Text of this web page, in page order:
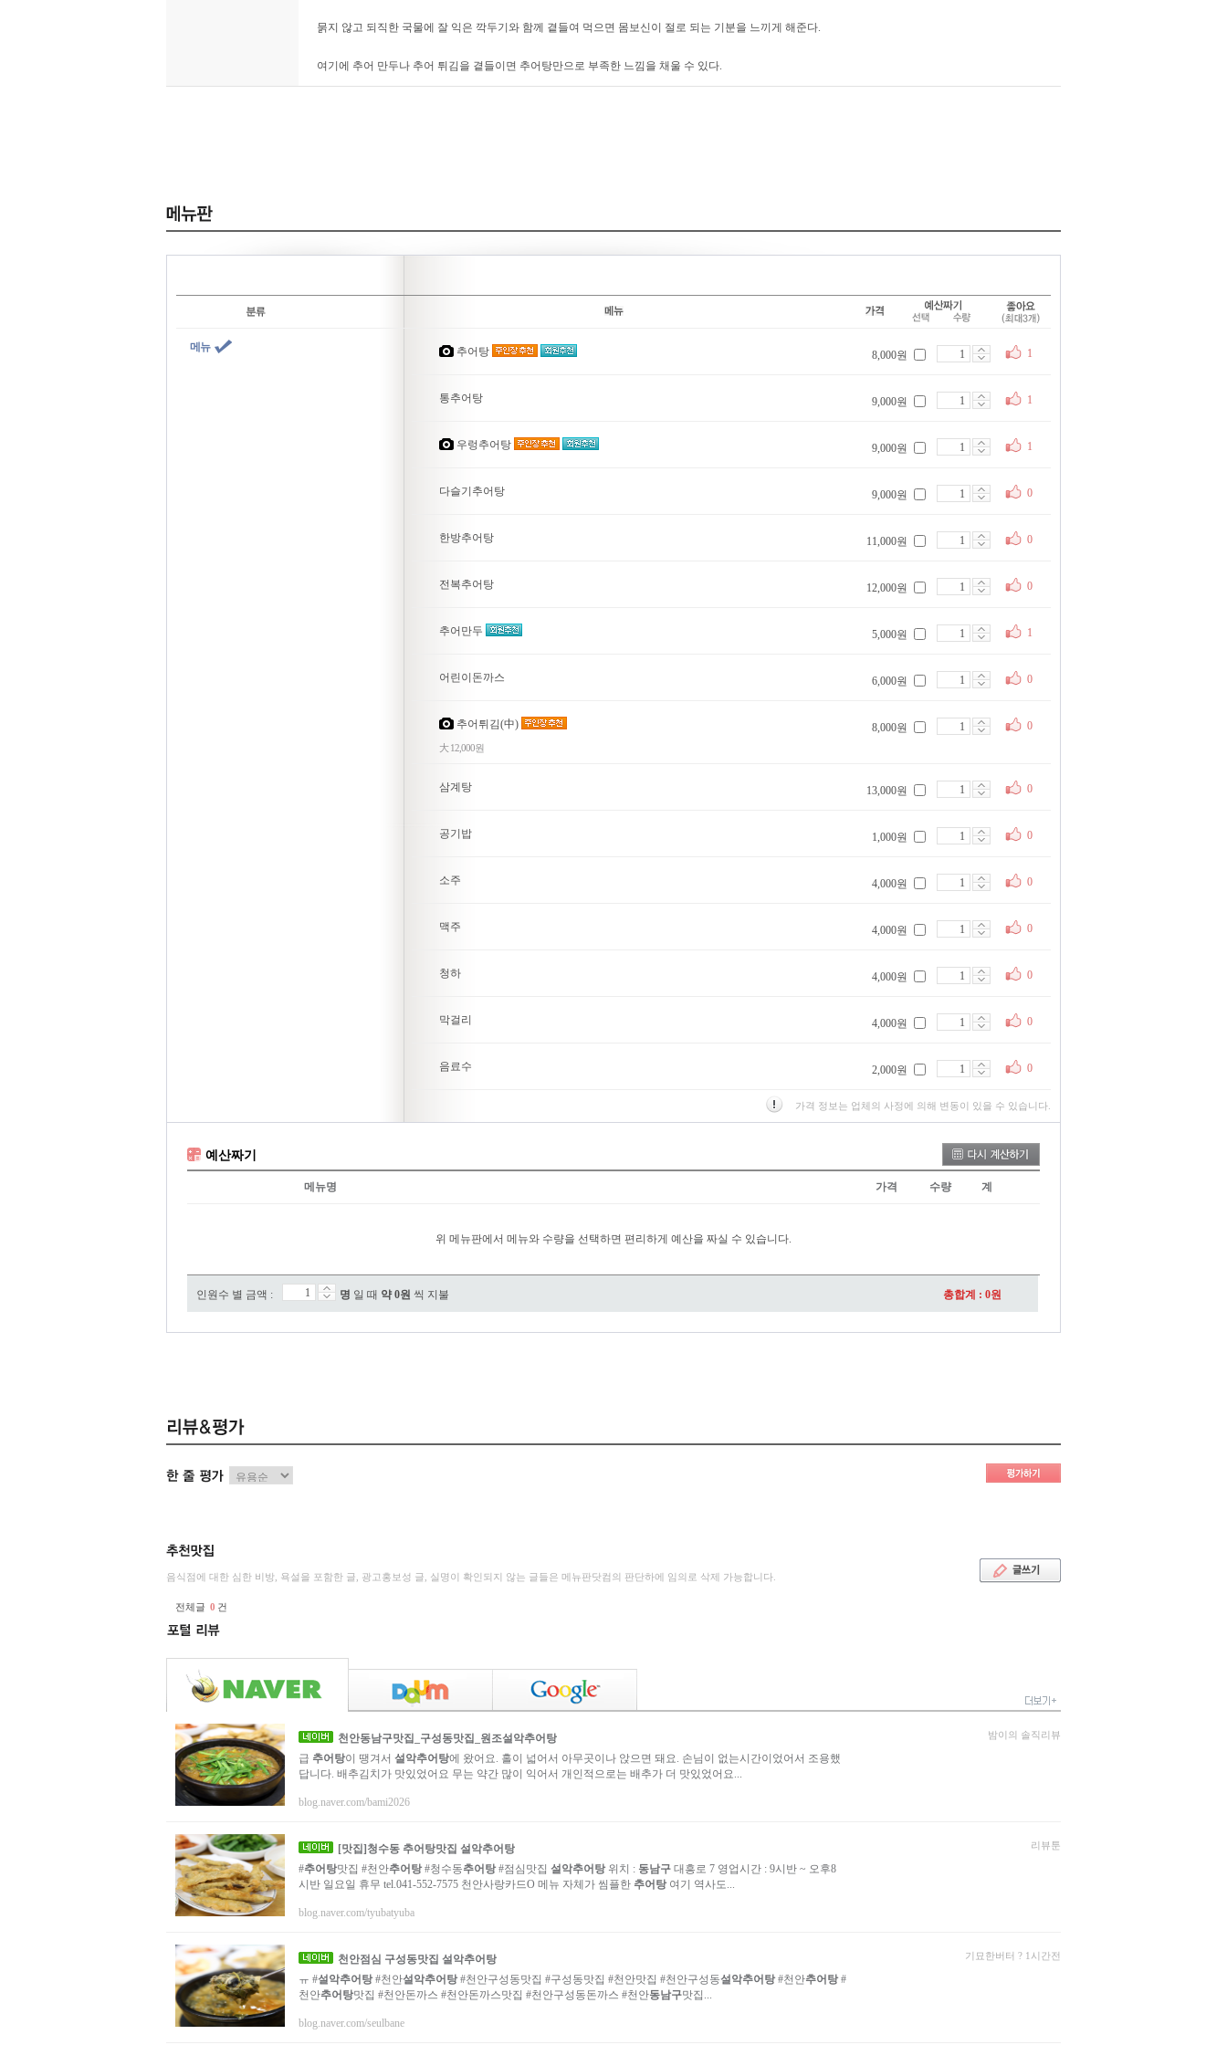
묽지 않고 되직한 국물에 잘 익은 깍두기와 함께 곁들여 먹으면 몸보신이 절로 되는 기분을 느끼게 해준다.
여기에 추어 만두나 추어 튀김을 곁들이면 추어탕만으로 부족한 느낌을 채울 수 있다.
메뉴 추어탕 8,000원 1
통추어탕 9,000원 1
우렁추어탕 9,000원 1
다슬기추어탕 9,000원 0
한방추어탕 11,000원 0
전복추어탕 12,000원 0
추어만두 5,000원 1
어린이돈까스 6,000원 0
추어튀김(中)
大 12,000원
8,000원 0
삼계탕 13,000원 0
공기밥 1,000원 0
소주 4,000원 0
맥주 4,000원 0
청하 4,000원 0
막걸리 4,000원 0
음료수 2,000원 0
가격 정보는 업체의 사정에 의해 변동이 있을 수 있습니다.
예산짜기
메뉴명 가격 수량 계
위 메뉴판에서 메뉴와 수량을 선택하면 편리하게 예산을 짜실 수 있습니다.
인원수 별 금액 : 명 일 때 약0원 씩 지불 총합계 : 0원
음식점에 대한 심한 비방, 욕설을 포함한 글, 광고홍보성 글, 실명이 확인되지 않는 글들은 메뉴판닷컴의 판단하에 임의로 삭제 가능합니다.
전체글 0 건
천안동남구맛집_구성동맛집_원조설악추어탕
급 추어탕이 땡겨서 설악추어탕에 왔어요. 홀이 넓어서 아무곳이나 앉으면 돼요. 손님이 없는시간이었어서 조용했
답니다. 배추김치가 맛있었어요 무는 약간 많이 익어서 개인적으로는 배추가 더 맛있었어요...
blog.naver.com/bami2026
밤이의 솔직리뷰
[맛집]청수동 추어탕맛집 설악추어탕
#추어탕맛집 #천안추어탕#청수동추어탕#점심맛집 설악추어탕위치 : 동남구 대흥로 7 영업시간 : 9시반 ~ 오후8
시반 일요일 휴무 tel.041-552-7575 천안사랑카드O 메뉴 자체가 씸플한 추어탕여기 역사도...
blog.naver.com/tyubatyuba
리뷰툰
천안점심 구성동맛집 설악추어탕
ㅠ #설악추어탕#천안설악추어탕#천안구성동맛집 #구성동맛집 #천안맛집 #천안구성동설악추어탕#천안추어탕#
천안추어탕맛집 #천안돈까스 #천안돈까스맛집 #천안구성동돈까스 #천안동남구맛집...
blog.naver.com/seulbane
기묘한버터 ? 1시간전